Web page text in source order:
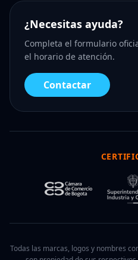
¿Necesitas ayuda?
Completa el formulario
el horario de atención.
Contactar
Todas las marcas, logos y nombres